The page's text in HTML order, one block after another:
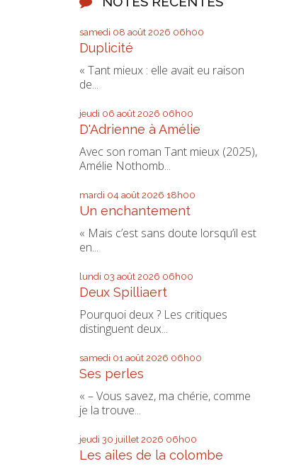
samedi 08 août 2026 06h00
Duplicité
« Tant mieux : elle avait eu raison
de...
jeudi 06 août 2026 06h00
D'Adrienne à Amélie
Avec son roman Tant mieux (2025),
Amélie Nothomb...
mardi 04 août 2026 18h00
Un enchantement
« Mais c’est sans doute lorsqu’il est
en...
lundi 03 août 2026 06h00
Deux Spilliaert
Pourquoi deux ? Les critiques
distinguent deux...
samedi 01 août 2026 06h00
Ses perles
« – Vous savez, ma chérie, comme
je la trouve...
jeudi 30 juillet 2026 06h00
Les ailes de la colombe